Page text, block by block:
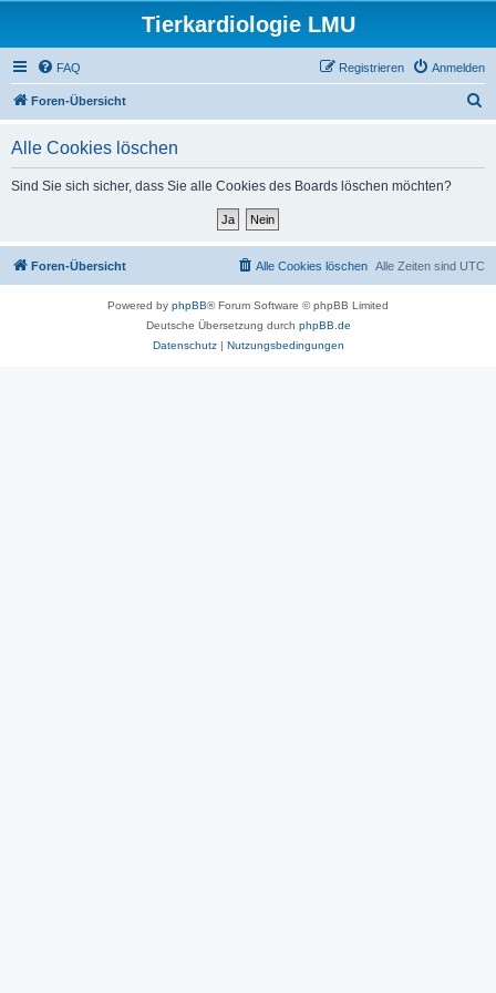
Tierkardiologie LMU
FAQ Anmelden
Registrieren
Foren-Übersicht
Alle Cookies löschen
Sind Sie sich sicher, dass Sie alle Cookies des Boards löschen möchten?
Foren-Übersicht Alle Zeiten sind UTC
Alle Cookies löschen
Powered by phpBB® Forum Software © phpBB Limited
Deutsche Übersetzung durch phpBB.de
Datenschutz| Nutzungsbedingungen